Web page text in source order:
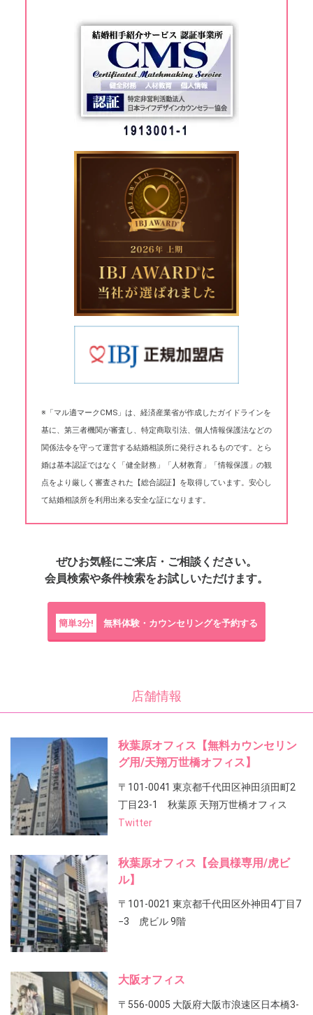
※「マル適マークCMS」は、経済産業省が作成したガイドラインを
基に、第三者機関が審査し、特定商取引法、個人情報保護法などの
関係法令を守って運営する結婚相談所に発行されるものです。とら
婚は基本認証ではなく「健全財務」「人材教育」「情報保護」の観
点をより厳しく審査された【総合認証】を取得しています。安心し
て結婚相談所を利用出来る安全な証になります。
ぜひお気軽にご来店・ご相談ください。
会員検索や条件検索をお試しいただけます。
簡単3分! 無料体験・カウンセリングを予約する
店舗情報
秋葉原オフィス【無料カウンセリン
グ用/天翔万世橋オフィス】
〒101-0041 東京都千代田区神田須田町2
丁目23-1 秋葉原 天翔万世橋オフィス
Twitter
秋葉原オフィス【会員様専用/虎ビ
ル】
〒101-0021 東京都千代田区外神田4丁目7
−3 虎ビル 9階
大阪オフィス
〒556-0005 大阪府大阪市浪速区日本橋3-